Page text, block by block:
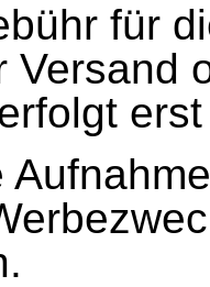
für
Versand